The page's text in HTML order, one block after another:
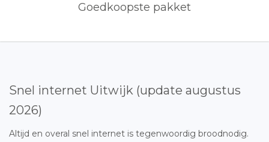
Goedkoopste pakket
Snel internet Uitwijk (update augustus
2026)
Altijd en overal snel internet is tegenwoordig broodnodig.